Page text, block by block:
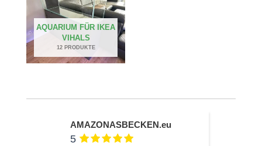
AQUARIUM FÜR IKEA
VIHALS
12 PRODUKTE
AMAZONASBECKEN.eu
5